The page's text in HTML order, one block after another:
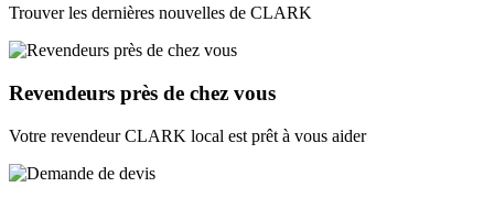
Trouver les dernières nouvelles de CLARK
Revendeurs près de chez vous
Votre revendeur CLARK local est prêt à vous aider